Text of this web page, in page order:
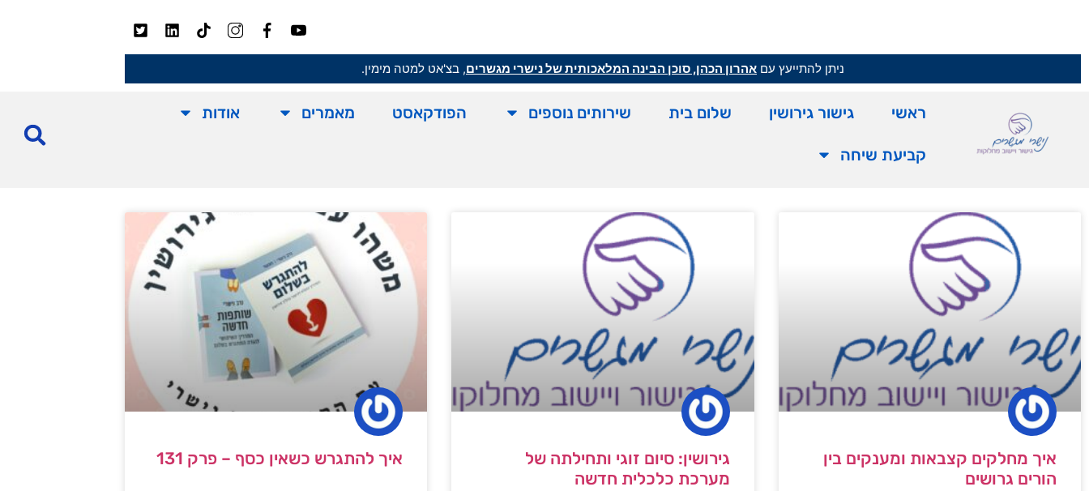
ניתן להתייעץ עם אהרון הכהן, סוכן הבינה המלאכותית של נישרי מגשרים, בצ'אט למטה מימין.
ראשי גישור גירושין שלום בית שירותים נוספים הפודקאסט מאמרים אודות
קביעת שיחה
איך מחלקים קצבאות ומענקים בין
הורים גרושים
גירושין: סיום זוגי ותחילתה של
מערכת כלכלית חדשה
איך להתגרש כשאין כסף – פרק 131